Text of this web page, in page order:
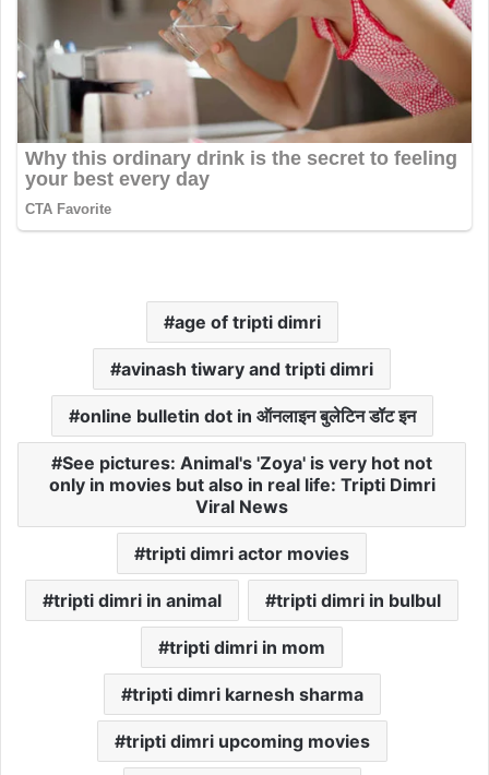
age of tripti dimri
avinash tiwary and tripti dimri
online bulletin dot in ऑनलाइन बुलेटिन डॉट इन
See pictures: Animal's 'Zoya' is very hot not
only in movies but also in real life: Tripti Dimri
Viral News
tripti dimri actor movies
tripti dimri in animal tripti dimri in bulbul
tripti dimri in mom
tripti dimri karnesh sharma
tripti dimri upcoming movies